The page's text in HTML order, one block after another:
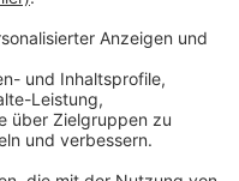
kann
Sie die
Sie der